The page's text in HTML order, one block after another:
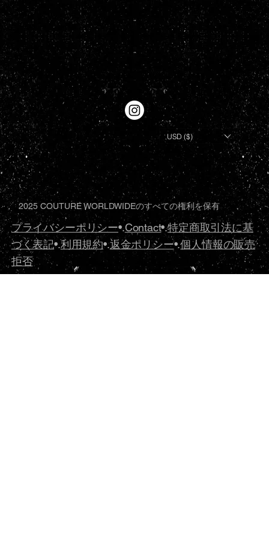
プライバシーポリシー•.Contact•.特定商取引法に基
づく表記•.利用規約•.返金ポリシー•.個人情報の販売
拒否
2025 COUTURE WORLDWIDEのすべての権利を保有
USD ($)